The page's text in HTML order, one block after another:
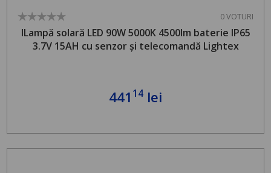
0 VOTURI
lLampă solară LED 90W 5000K 4500lm baterie IP65
3.7V 15AH cu senzor și telecomandă Lightex
441 14 lei